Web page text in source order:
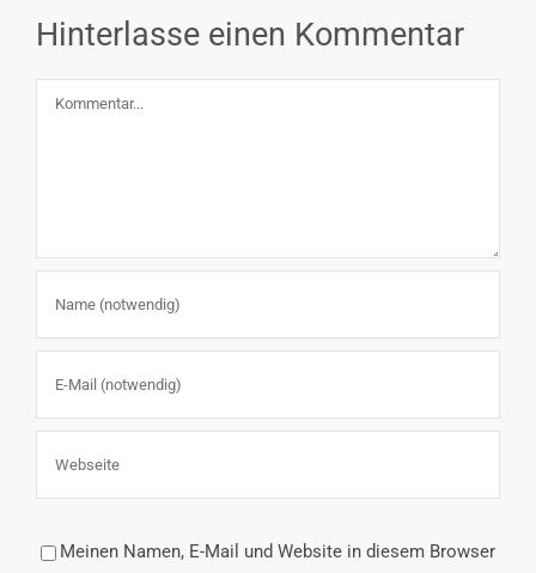
Hinterlasse einen Kommentar
Kommentar
Meinen Namen, E-Mail und Website in diesem Browser